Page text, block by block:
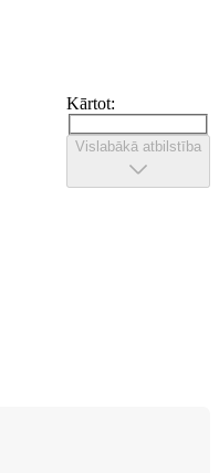
Kārtot:
Vislabākā atbilstība